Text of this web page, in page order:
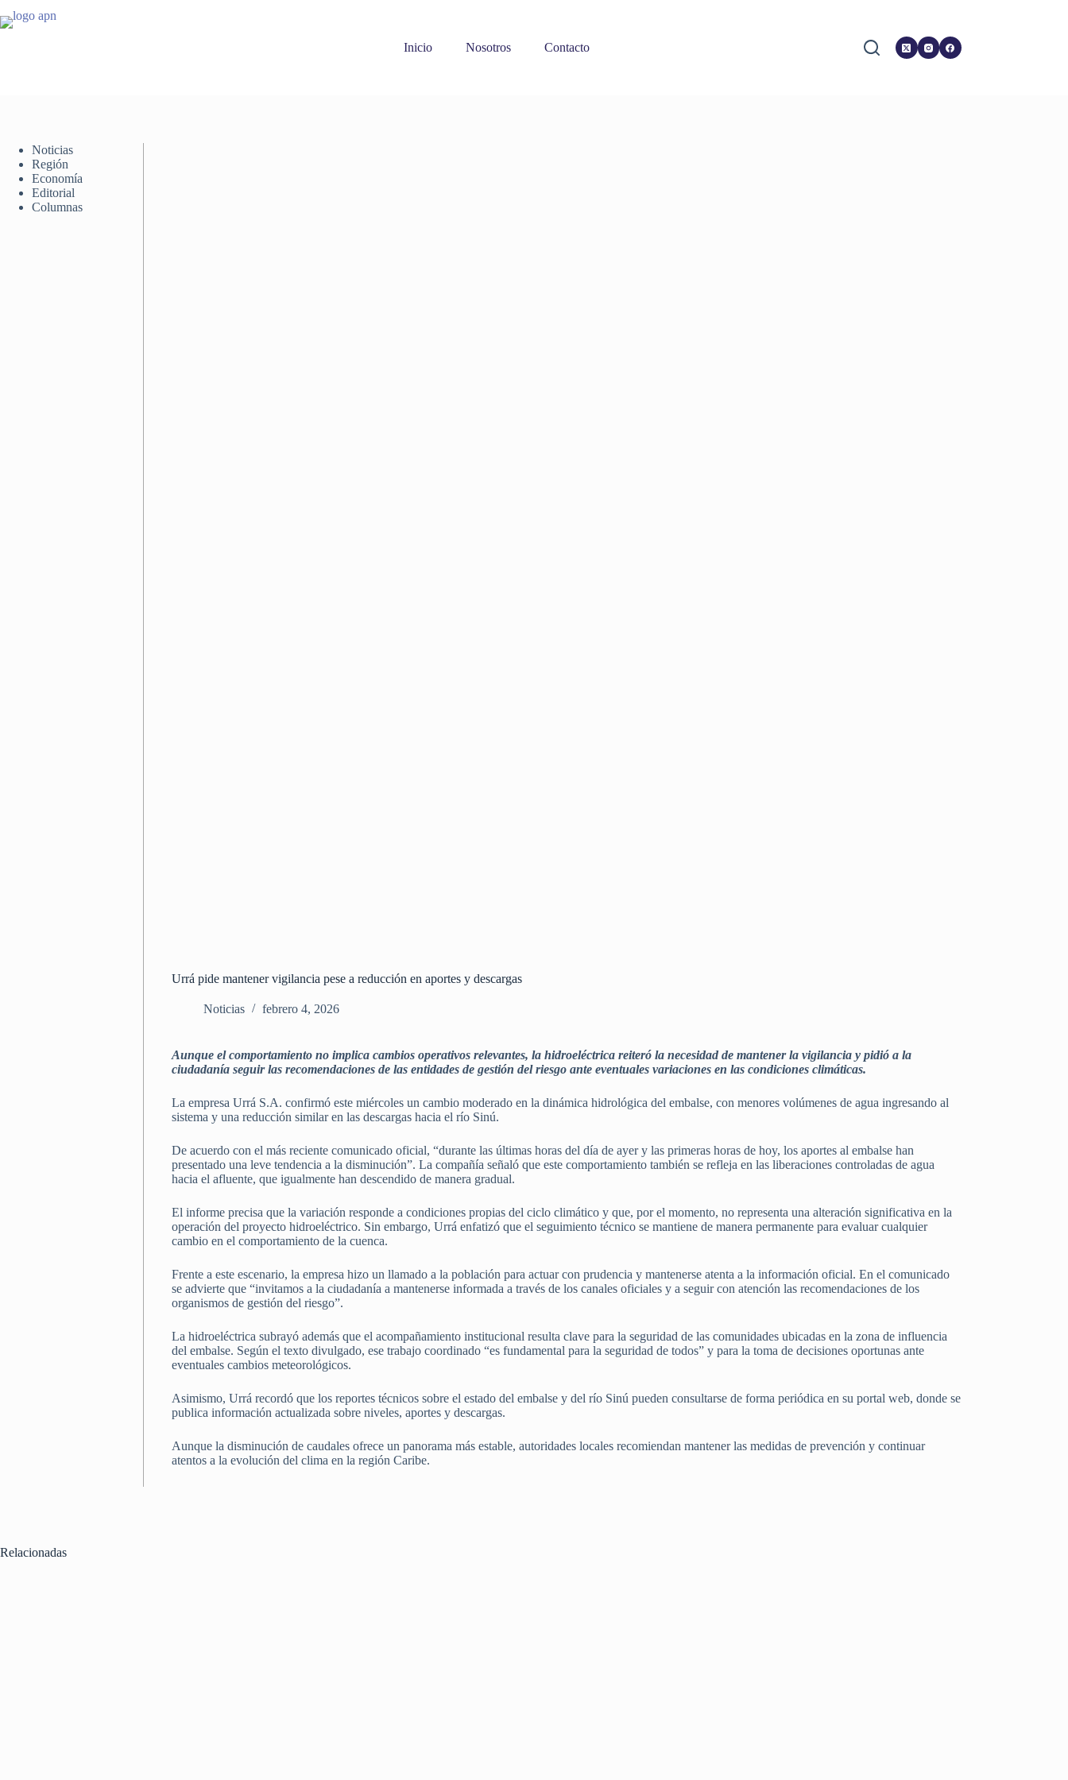
al
Inicio
Nosotros Contacto
Urrá pide mantener vigilancia pese a reducción en aportes y descargas
Noticias febrero 4, 2026
Aunque el comportamiento no implica cambios operativos relevantes, la hidroeléctrica reiteró la necesidad de mantener la vigilancia y pidió a la
ciudadanía seguir las recomendaciones de las entidades de gestión del riesgo ante eventuales variaciones en las condiciones climáticas.
La empresa Urrá S.A. confirmó este miércoles un cambio moderado en la dinámica hidrológica del embalse, con menores volúmenes de agua ingresando al
sistema y una reducción similar en las descargas hacia el río Sinú.
De acuerdo con el más reciente comunicado oficial, “durante las últimas horas del día de ayer y las primeras horas de hoy, los aportes al embalse han
presentado una leve tendencia a la disminución”. La compañía señaló que este comportamiento también se refleja en las liberaciones controladas de agua
hacia el afluente, que igualmente han descendido de manera gradual.
El informe precisa que la variación responde a condiciones propias del ciclo climático y que, por el momento, no representa una alteración significativa en la
operación del proyecto hidroeléctrico. Sin embargo, Urrá enfatizó que el seguimiento técnico se mantiene de manera permanente para evaluar cualquier
cambio en el comportamiento de la cuenca.
Frente a este escenario, la empresa hizo un llamado a la población para actuar con prudencia y mantenerse atenta a la información oficial. En el comunicado
se advierte que “invitamos a la ciudadanía a mantenerse informada a través de los canales oficiales y a seguir con atención las recomendaciones de los
organismos de gestión del riesgo”.
La hidroeléctrica subrayó además que el acompañamiento institucional resulta clave para la seguridad de las comunidades ubicadas en la zona de influencia
del embalse. Según el texto divulgado, ese trabajo coordinado “es fundamental para la seguridad de todos” y para la toma de decisiones oportunas ante
eventuales cambios meteorológicos.
Asimismo, Urrá recordó que los reportes técnicos sobre el estado del embalse y del río Sinú pueden consultarse de forma periódica en su portal web, donde se
publica información actualizada sobre niveles, aportes y descargas.
Aunque la disminución de caudales ofrece un panorama más estable, autoridades locales recomiendan mantener las medidas de prevención y continuar
atentos a la evolución del clima en la región Caribe.
Noticias
Región
Economía
Editorial
Columnas
Relacionadas